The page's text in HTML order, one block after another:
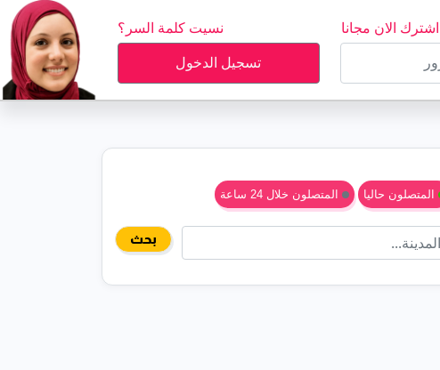
اشترك الان مجانا نسيت كلمة السر؟
تسجيل الدخول
المتصلون حاليا المتصلون خلال 24 ساعة
بحث